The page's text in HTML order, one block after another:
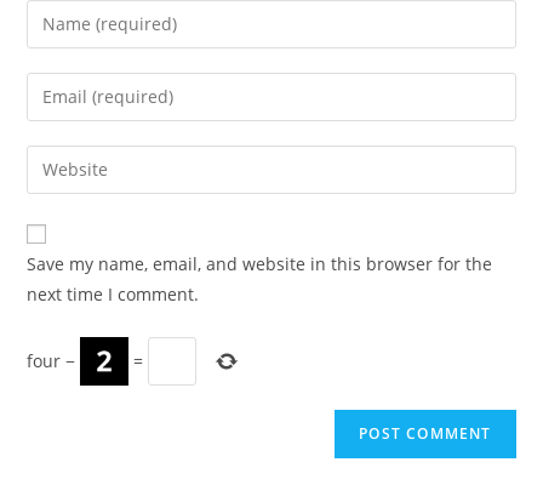
Enter
your
name
comment
Enter
your
email
address
comment
Enter
your
website
URL
(optional)
Save my name, email, and website in this browser for the
next time I comment.
four − =